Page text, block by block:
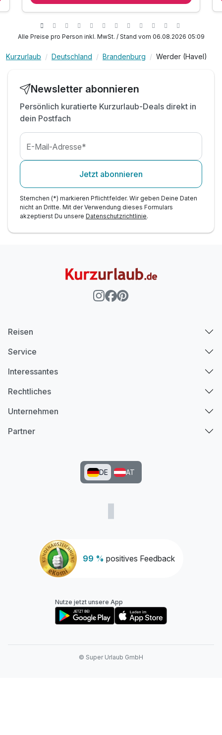
inkl. Leihbademantel
inkl. Wlan Nutzung
Kinder unter Zusatzleistungen hinzugebucht wird!
Alle Preise pro Person inkl. MwSt. / Stand vom 06.08.2026 05:09
Kurzurlaub Deutschland Brandenburg Werder (Havel)
Newsletter abonnieren
Persönlich kuratierte Kurzurlaub-Deals direkt in
dein Postfach
E-Mail-Adresse*
Jetzt abonnieren
Sternchen (*) markieren Pflichtfelder. Wir geben Deine Daten
nicht an Dritte. Mit der Verwendung dieses Formulars
akzeptierst Du unsere Datenschutzrichtlinie.
99 % positives Feedback
Reisen
Service
Interessantes
Rechtliches
Unternehmen
Partner
DE AT
Nutze jetzt unsere App
© Super Urlaub GmbH